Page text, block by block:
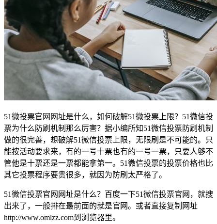
51微投票官网网址是什么，如何破解51微投票上限？51微信投
票为什么防刷机制那么厉害？据小编所知51微信投票防刷机制
做的很完善，想破解51微信投票上限，无限刷是不可能的。只
能按活动要求来，有的一号十票也有的一号一票，只要人够不
管他是十票还是一票都能拿第一。51微信投票的投票价格也比
其它投票程序要贵很多，就因为防刷太严格了。
51微信投票官网网址是什么？百度一下51微信投票官网，就搜
出来了，一般排在最前面的就是官网。或者直接复制网址
http://www.omlzz.com到浏览器里。